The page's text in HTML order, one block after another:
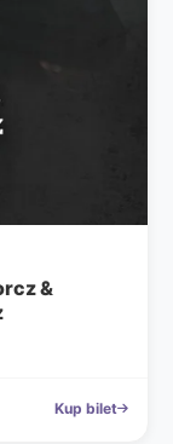
&
Kup bilet